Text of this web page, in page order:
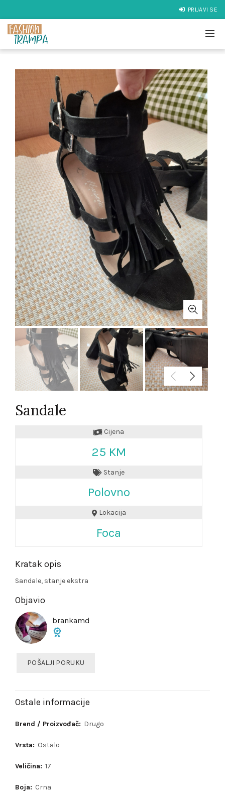
PRIJAVI SE
Sandale
Cijena
25 KM
Stanje
Polovno
Lokacija
Foca
Kratak opis
Sandale, stanje ekstra
Objavio
brankamd
POŠALJI PORUKU
Ostale informacije
Brend / Proizvođač: Drugo
Vrsta: Ostalo
Veličina: 17
Boja: Crna